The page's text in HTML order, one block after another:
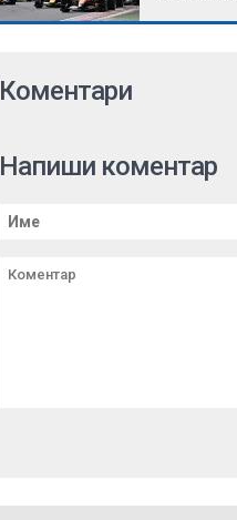
Коментари
Напиши коментар